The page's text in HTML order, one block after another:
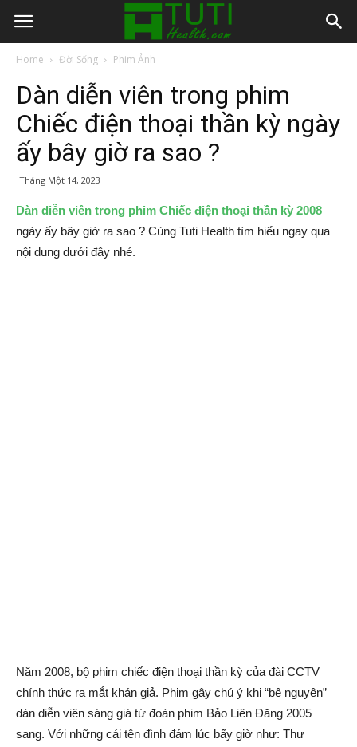
Home Đời Sống Phim Ảnh
Dàn diễn viên trong phim
Chiếc điện thoại thần kỳ ngày
ấy bây giờ ra sao ?
Tháng Một 14, 2023
Dàn diễn viên trong phim Chiếc điện thoại thần kỳ 2008
ngày ấy bây giờ ra sao ? Cùng Tuti Health tìm hiểu ngay qua
nội dung dưới đây nhé.
Năm 2008, bộ phim chiếc điện thoại thần kỳ của đài CCTV
chính thức ra mắt khán giả. Phim gây chú ý khi “bê nguyên”
dàn diễn viên sáng giá từ đoàn phim Bảo Liên Đăng 2005
sang. Với những cái tên đình đám lúc bấy giờ như: Thư